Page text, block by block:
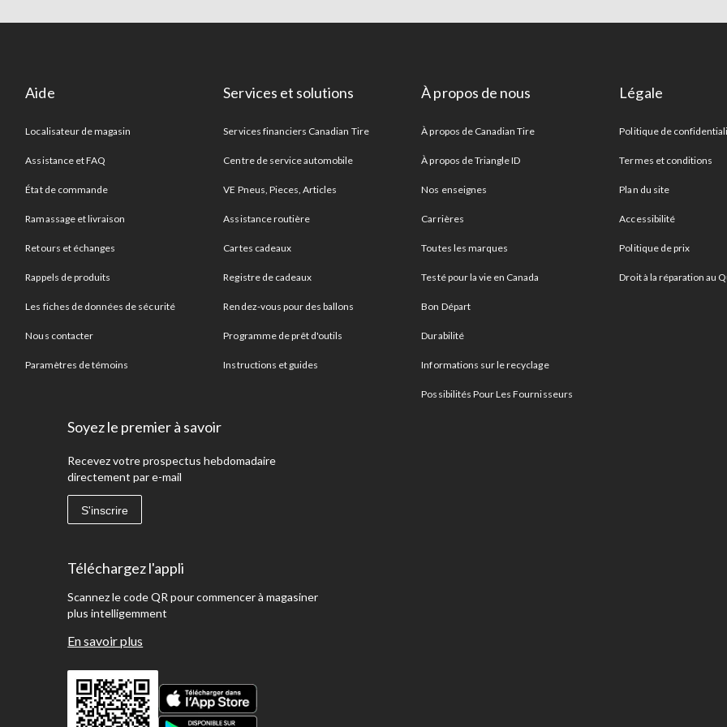
Aide
Localisateur de magasin
Assistance et FAQ
État de commande
Ramassage et livraison
Retours et échanges
Rappels de produits
Les fiches de données de sécurité
Nous contacter
Paramètres de témoins
Services et solutions
Services financiers Canadian Tire
Centre de service automobile
VE Pneus, Pieces, Articles
Assistance routière
Cartes cadeaux
Registre de cadeaux
Rendez-vous pour des ballons
Programme de prêt d'outils
Instructions et guides
À propos de nous
À propos de Canadian Tire
À propos de Triangle ID
Nos enseignes
Carrières
Toutes les marques
Testé pour la vie en Canada
Bon Départ
Durabilité
Informations sur le recyclage
Possibilités Pour Les Fournisseurs
Légale
Politique de
Termes et conditions
Plan du site
Accessibilité
Politique de prix
Droit à la réparation au
Soyez le premier à savoir
Recevez votre prospectus hebdomadaire
directement par e-mail
S'inscrire
Téléchargez l'appli
Scannez le code QR pour commencer à magasiner
plus intelligemment
En savoir plus